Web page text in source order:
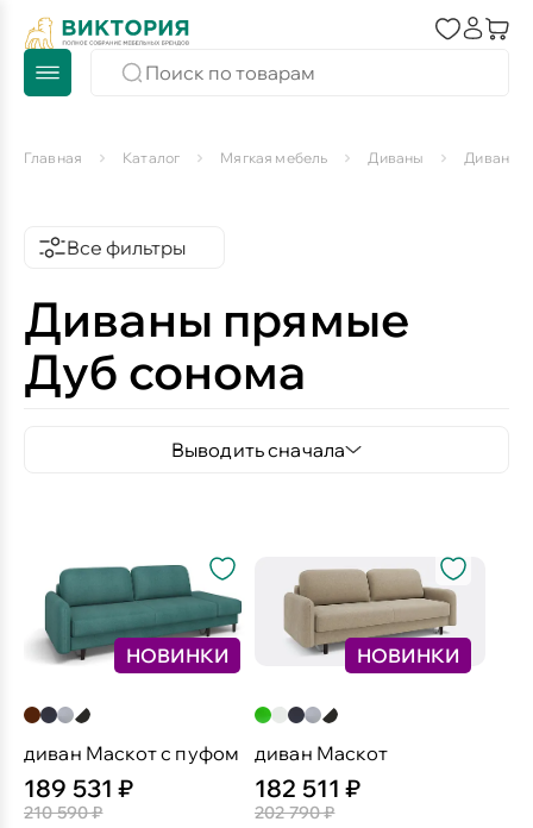
Главная Каталог Мягкая мебель Диваны Диваны
Все фильтры
Диваны прямые
Дуб сонома
Выводить сначала
НОВИНКИ
диван Маскот с пуфом
189 531 ₽
210 590 ₽
НОВИНКИ
диван Маскот
182 511 ₽
202 790 ₽